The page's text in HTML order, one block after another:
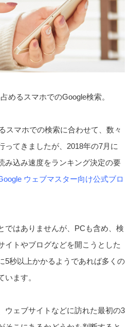
めるスマホでのGoogle検索。
スマホでの検索に合わせて、数々
ってきましたが、2018年の7月に
み込み速度をランキング決定の要
ウェブマスター向け公式ブロ
ではありませんが、PCも含め、検
イトやブログなどを開こうとした
5秒以上かかるようであれば多くの
ます。
ウェブサイトなどに訪れた最初の3